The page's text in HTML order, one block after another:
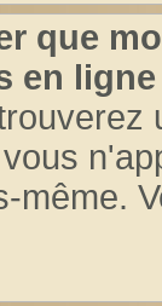
que
en
même.